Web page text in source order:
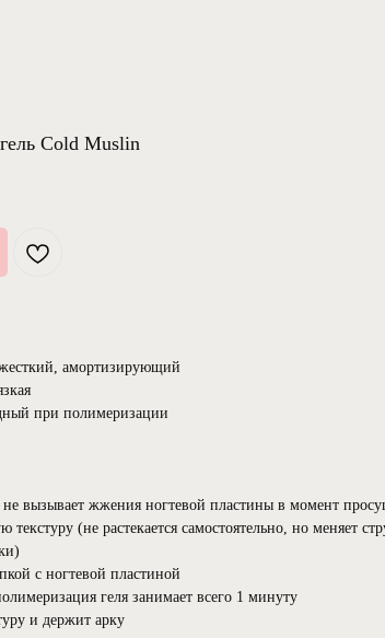
Cold Muslin
амортизирующий
при полимеризации
вызывает жжения ногтевой пластины в момент
(не растекается самостоятельно, но меняет
с ногтевой пластиной
геля занимает всего 1 минуту
и держит арку